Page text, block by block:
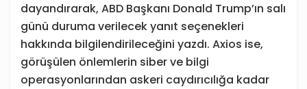
dayandırarak, ABD Başkanı Donald Trump’ın salı
günü duruma verilecek yanıt seçenekleri
hakkında bilgilendirileceğini yazdı. Axios ise,
görüşülen önlemlerin siber ve bilgi
operasyonlarından askeri caydırıcılığa kadar